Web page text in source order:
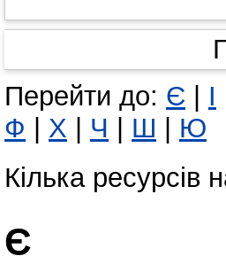
Перейти до: Є І
Ф
Х Ч Ш
Ю
Кілька ресурсів
Є